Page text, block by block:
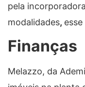
pela
modalidades,
Finanças
Melazzo, da